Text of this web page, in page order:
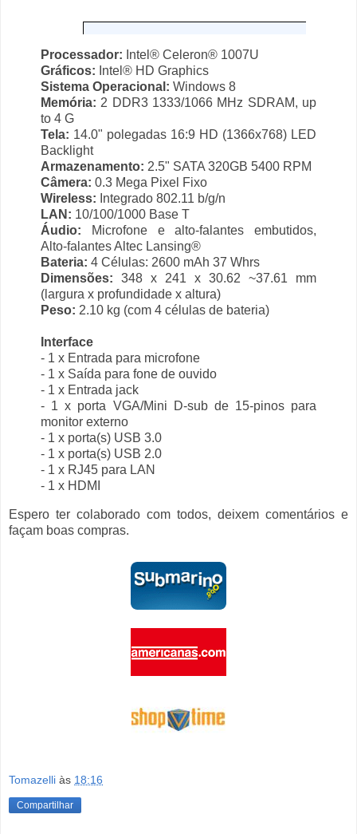
Processador: Intel® Celeron® 1007U
Gráficos: Intel® HD Graphics
Sistema Operacional: Windows 8
Memória: 2 DDR3 1333/1066 MHz SDRAM, up
to 4 G
Tela: 14.0" polegadas 16:9 HD (1366x768) LED
Backlight
Armazenamento: 2.5" SATA 320GB 5400 RPM
Câmera: 0.3 Mega Pixel Fixo
Wireless: Integrado 802.11 b/g/n
LAN: 10/100/1000 Base T
Áudio: Microfone e alto-falantes embutidos,
Alto-falantes Altec Lansing®
Bateria: 4 Células: 2600 mAh 37 Whrs
Dimensões: 348 x 241 x 30.62 ~37.61 mm
(largura x profundidade x altura)
Peso: 2.10 kg (com 4 células de bateria)
Interface
- 1 x Entrada para microfone
- 1 x Saída para fone de ouvido
- 1 x Entrada jack
- 1 x porta VGA/Mini D-sub de 15-pinos para
monitor externo
- 1 x porta(s) USB 3.0
- 1 x porta(s) USB 2.0
- 1 x RJ45 para LAN
- 1 x HDMI
Espero ter colaborado com todos, deixem comentários e
façam boas compras.
Tomazelli às 18:16
Compartilhar